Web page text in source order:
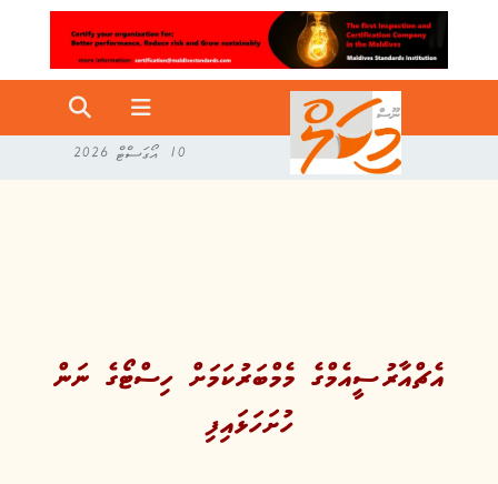
10 އޯގަސްޓް 2026
އެޗްއާރުސީއެމްގެ މެމްބަރުކަމަށް ހިސްޓޯގެ ނަން
ހުށަހަޅައިފި